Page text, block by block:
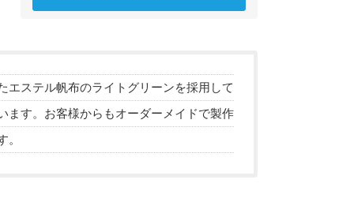
エステル帆布のライトグリーンを採用して
ます。お客様からもオーダーメイドで製作
。